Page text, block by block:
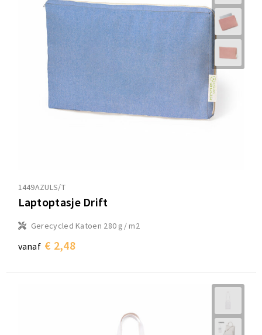
1449AZULS/T
Laptoptasje Drift
Gerecycled Katoen 280 g/ m2
vanaf € 2,48